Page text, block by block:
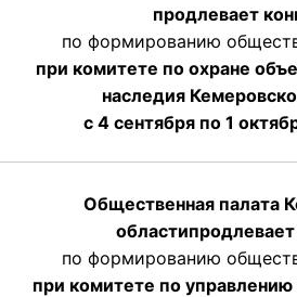
продлевает
по формированию
при комитете по охране
наследия
с 4 сентября по 1
Общественная палата
областипродлевает
по формированию
при комитете по